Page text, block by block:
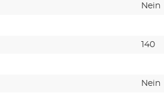
Nein
140
Nein